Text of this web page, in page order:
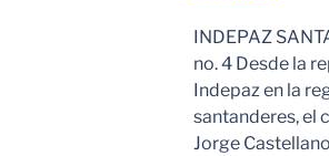
INDEPAZ
no. 4 Desde la
Indepaz en la
santanderes, el
Jorge